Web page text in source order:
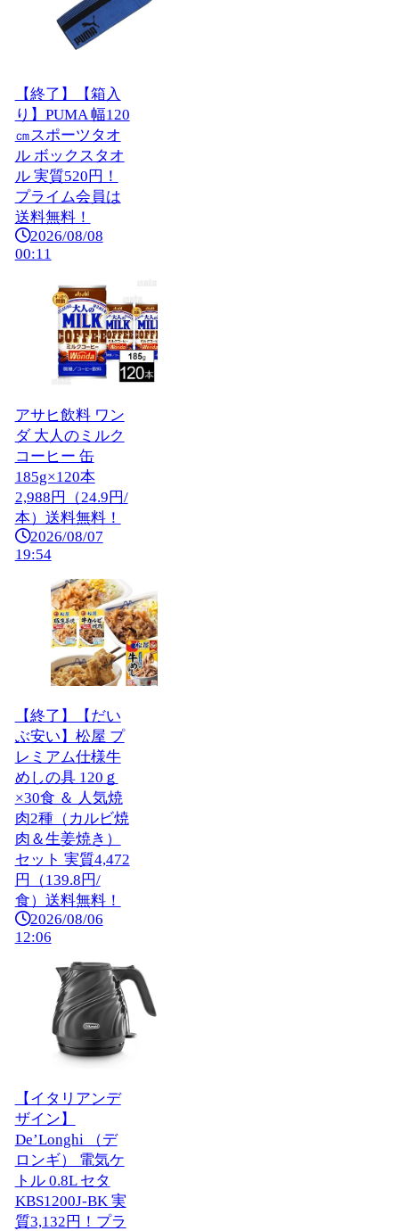
【終了】【箱入
り】PUMA 幅120
㎝スポーツタオ
ル ボックスタオ
ル 実質520円！
プライム会員は
送料無料！
2026/08/08
00:11
アサヒ飲料 ワン
ダ 大人のミルク
コーヒー 缶
185g×120本
2,988円（24.9円/
本）送料無料！
2026/08/07
19:54
【終了】【だい
ぶ安い】松屋 プ
レミアム仕様牛
めしの具 120ｇ
×30食 ＆ 人気焼
肉2種（カルビ焼
肉＆生姜焼き）
セット 実質4,472
円（139.8円/
食）送料無料！
2026/08/06
12:06
【イタリアンデ
ザイン】
De’Longhi （デ
ロンギ） 電気ケ
トル 0.8L セタ
KBS1200J-BK 実
質3,132円！プラ